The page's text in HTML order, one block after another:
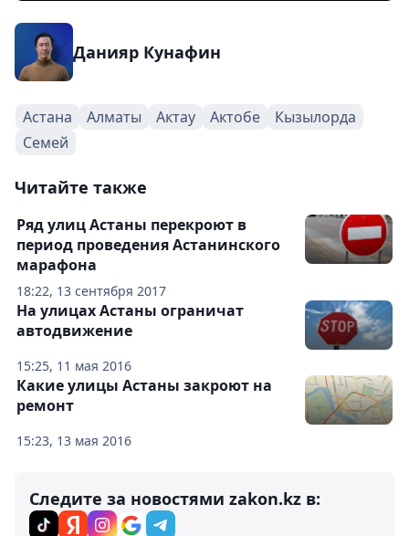
Данияр Кунафин
Астана Алматы Актау Актобе
Кызылорда
Семей
Читайте также
18:22, 13 сентября 2017
Ряд улиц Астаны перекроют в
период проведения Астанинского
марафона
15:25, 11 мая 2016
На улицах Астаны ограничат
автодвижение
15:23, 13 мая 2016
Какие улицы Астаны закроют на
ремонт
Следите за новостями zakon.kz в: